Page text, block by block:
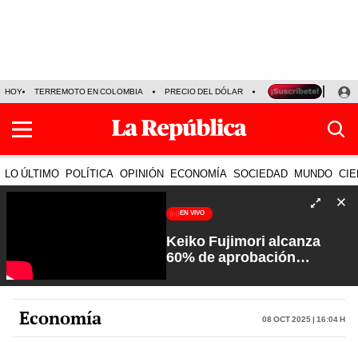
HOY TERREMOTO EN COLOMBIA PRECIO DEL DÓLAR KEIKO FUJIMORI
LO ÚLTIMO POLÍTICA OPINIÓN ECONOMÍA SOCIEDAD MUNDO
EN VIVO
Keiko Fujimori alcanza
60% de aprobación
Rosa María Palacios
Economía 08 Oct 2025 | 16:04 h